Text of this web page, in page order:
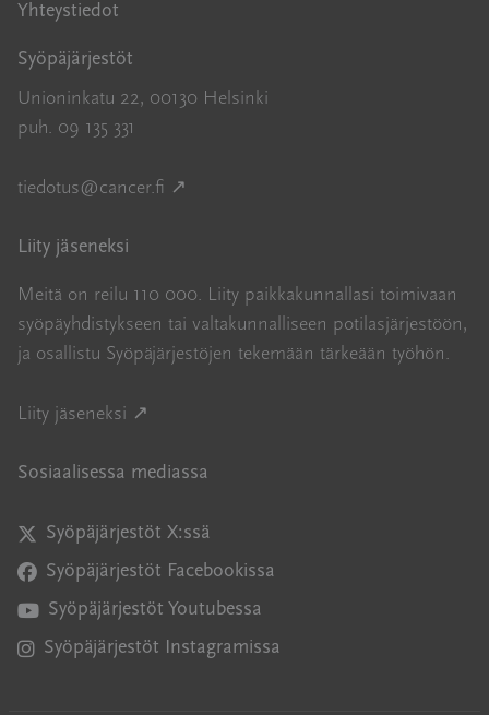
Yhteystiedot
Syöpäjärjestöt
Unioninkatu 22, 00130 Helsinki
puh. 09 135 331
tiedotus@cancer.fi ↗
Liity jäseneksi
Meitä on reilu 110 000. Liity paikkakunnallasi toimivaan
syöpäyhdistykseen tai valtakunnalliseen potilasjärjestöön,
ja osallistu Syöpäjärjestöjen tekemään tärkeään työhön.
Liity jäseneksi ↗
Sosiaalisessa mediassa
Syöpäjärjestöt X:ssä
Avautuu uuteen ikkunaan
Syöpäjärjestöt Facebookissa
Avautuu uuteen ikkunaan
Syöpäjärjestöt Youtubessa
Avautuu uuteen ikkunaan
Syöpäjärjestöt Instagramissa
Avautuu uuteen ikkunaan